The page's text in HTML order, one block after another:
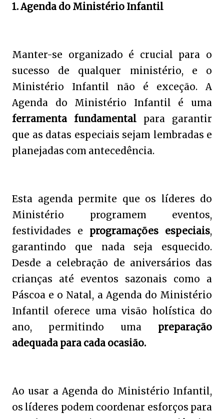
1. Agenda do Ministério Infantil
Manter-se organizado é crucial para o
sucesso de qualquer ministério, e o
Ministério Infantil não é exceção. A
Agenda do Ministério Infantil é uma
ferramenta fundamental para garantir
que as datas especiais sejam lembradas e
planejadas com antecedência.
Esta agenda permite que os líderes do
Ministério programem eventos,
festividades e programações especiais,
garantindo que nada seja esquecido.
Desde a celebração de aniversários das
crianças até eventos sazonais como a
Páscoa e o Natal, a Agenda do Ministério
Infantil oferece uma visão holística do
ano, permitindo uma preparação
adequada para cada ocasião.
Ao usar a Agenda do Ministério Infantil,
os líderes podem coordenar esforços para